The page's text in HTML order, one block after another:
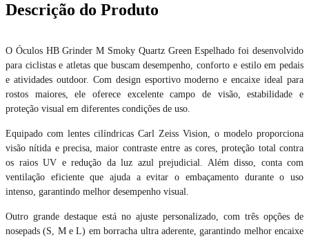
Descrição do Produto
O Óculos HB Grinder M Smoky Quartz Green Espelhado foi desenvolvido
para ciclistas e atletas que buscam desempenho, conforto e estilo em pedais
e atividades outdoor. Com design esportivo moderno e encaixe ideal para
rostos maiores, ele oferece excelente campo de visão, estabilidade e
proteção visual em diferentes condições de uso.
Equipado com lentes cilíndricas Carl Zeiss Vision, o modelo proporciona
visão nítida e precisa, maior contraste entre as cores, proteção total contra
os raios UV e redução da luz azul prejudicial. Além disso, conta com
ventilação eficiente que ajuda a evitar o embaçamento durante o uso
intenso, garantindo melhor desempenho visual.
Outro grande destaque está no ajuste personalizado, com três opções de
nosepads (S, M e L) em borracha ultra aderente, garantindo melhor encaixe